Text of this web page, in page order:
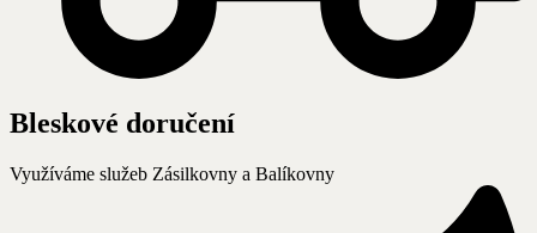
Bleskové doručení
Využíváme služeb Zásilkovny a Balíkovny